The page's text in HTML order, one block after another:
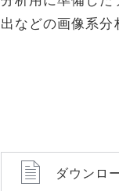
データセンター
サーバー
通信サービス
出などの画像系
ダウンロ